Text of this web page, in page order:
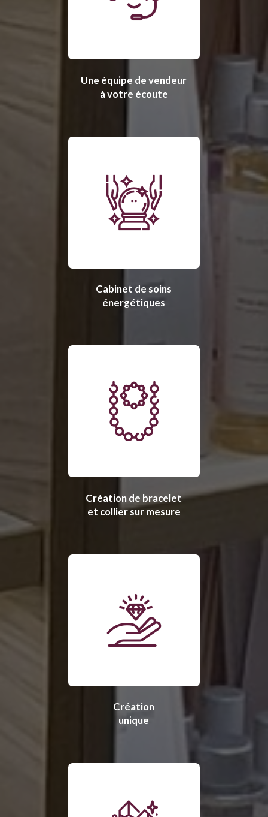
Une équipe de vendeur
à votre écoute
Cabinet de soins
énergétiques
Création de bracelet
et collier sur mesure
Création
unique